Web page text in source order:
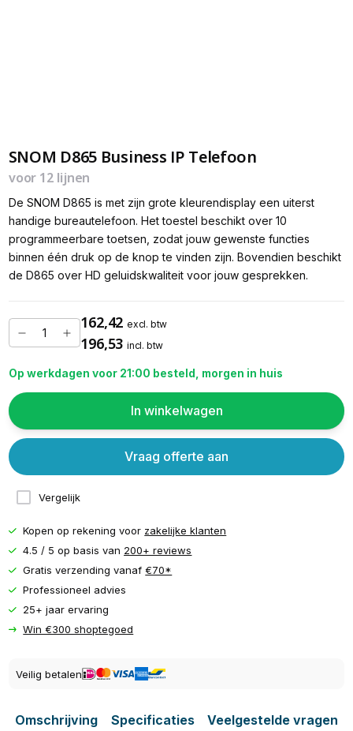
SNOM D865 Business IP Telefoon
voor 12 lijnen
De SNOM D865 is met zijn grote kleurendisplay een uiterst
handige bureautelefoon. Het toestel beschikt over 10
programmeerbare toetsen, zodat jouw gewenste functies
binnen één druk op de knop te vinden zijn. Bovendien beschikt
de D865 over HD geluidskwaliteit voor jouw gesprekken.
162,42 excl. btw
196,53 incl. btw
Op werkdagen voor 21:00 besteld, morgen in huis
In winkelwagen
Vergelijk
Vraag offerte aan
Kopen op rekening voor zakelijke klanten
4.5 / 5 op basis van 200+ reviews
Gratis verzending vanaf€70*
Professioneel advies
25+ jaar ervaring
Win €300 shoptegoed
Veilig betalen
Omschrijving Specificaties Veelgestelde vragen